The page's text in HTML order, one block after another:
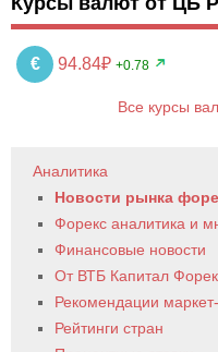
€ 94.84₽ +0.78
Все курсы
Аналитика
Новости рынка
Форекс аналитика и
Финансовые новости
От ВТБ Капитал
Рекомендации
Рейтинги стран